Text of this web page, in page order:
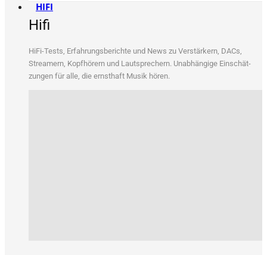
HIFI
Hifi
HiFi-Tests, Erfah­rungs­be­rich­te und News zu Ver­stär­kern, DACs,
Strea­mern, Kopf­hö­rern und Laut­spre­chern. Unab­hän­gi­ge Ein­schät­
zun­gen für alle, die ernst­haft Musik hören.